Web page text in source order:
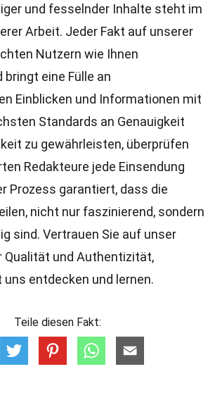
und fesselnder Inhalte steht im
Arbeit. Jeder Fakt auf unserer
Nutzern wie Ihnen
bringt eine Fülle an
Einblicken und Informationen mit
Standards an Genauigkeit
zu gewährleisten, überprüfen
Redakteure jede Einsendung
Prozess garantiert, dass die
nicht nur faszinierend, sondern
sind. Vertrauen Sie auf unser
Qualität und Authentizität,
uns entdecken und lernen.
Teile diesen Fakt: